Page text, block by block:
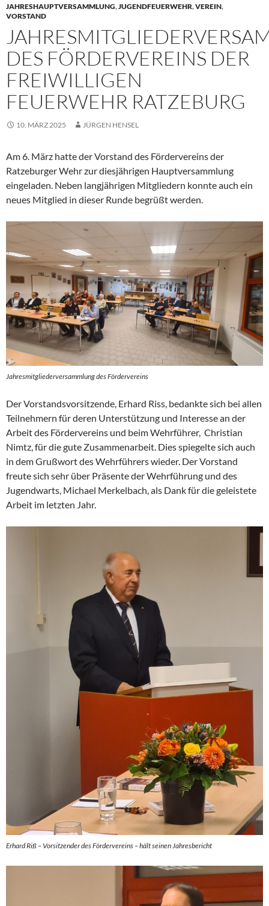
JAHRESHAUPTVERSAMMLUNG,JUGENDFEUERWEHR,VEREIN,
VORSTAND
DES FÖRDERVEREINS DER
FREIWILLIGEN
FEUERWEHR RATZEBURG
10. MÄRZ 2025 JÜRGEN HENSEL
Am 6. März hatte der Vorstand des Fördervereins der
Ratzeburger Wehr zur diesjährigen Hauptversammlung
eingeladen. Neben langjährigen Mitgliedern konnte auch ein
neues Mitglied in dieser Runde begrüßt werden.
Jahresmitgliederversammlung des Fördervereins
Der Vorstandsvorsitzende, Erhard Riss, bedankte sich bei allen
Teilnehmern für deren Unterstützung und Interesse an der
Arbeit des Fördervereins und beim Wehrführer, Christian
Nimtz, für die gute Zusammenarbeit. Dies spiegelte sich auch
in dem Grußwort des Wehrführers wieder. Der Vorstand
freute sich sehr über Präsente der Wehrführung und des
Jugendwarts, Michael Merkelbach, als Dank für die geleistete
Arbeit im letzten Jahr.
Erhard Riß – Vorsitzender des Fördervereins – hält seinen Jahresbericht